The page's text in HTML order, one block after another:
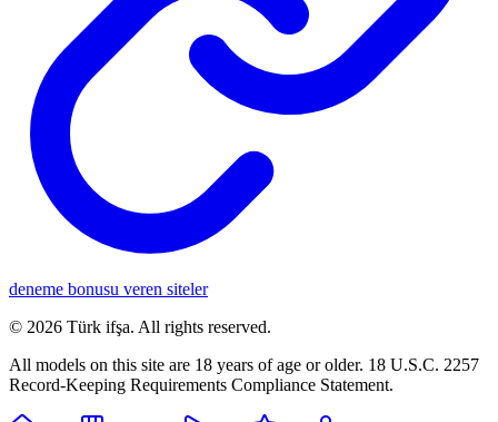
deneme bonusu veren siteler
© 2026 Türk ifşa. All rights reserved.
All models on this site are 18 years of age or older. 18 U.S.C. 2257
Record-Keeping Requirements Compliance Statement.